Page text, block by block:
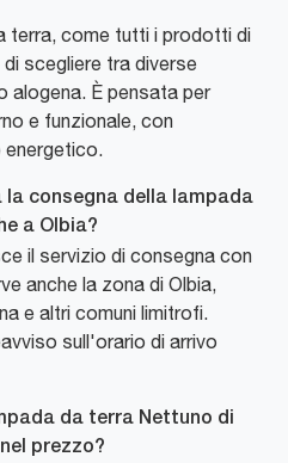
terra, come tutti i prodotti di
scegliere tra diverse
alogena. È pensata per
e funzionale, con
consegna della lampada
a Olbia?
il servizio di consegna con
anche la zona di Olbia,
e altri comuni limitrofi.
sull'orario di arrivo
da terra Nettuno di
prezzo?